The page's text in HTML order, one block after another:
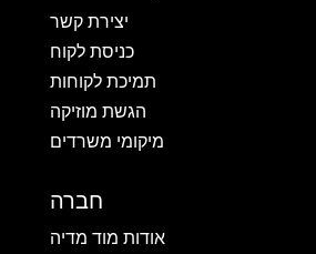
יצירת קשר
כניסת לקוח
תמיכת לקוחות
הגשת מוזיקה
מיקומי משרדים
חברה
אודות מוד מדיה